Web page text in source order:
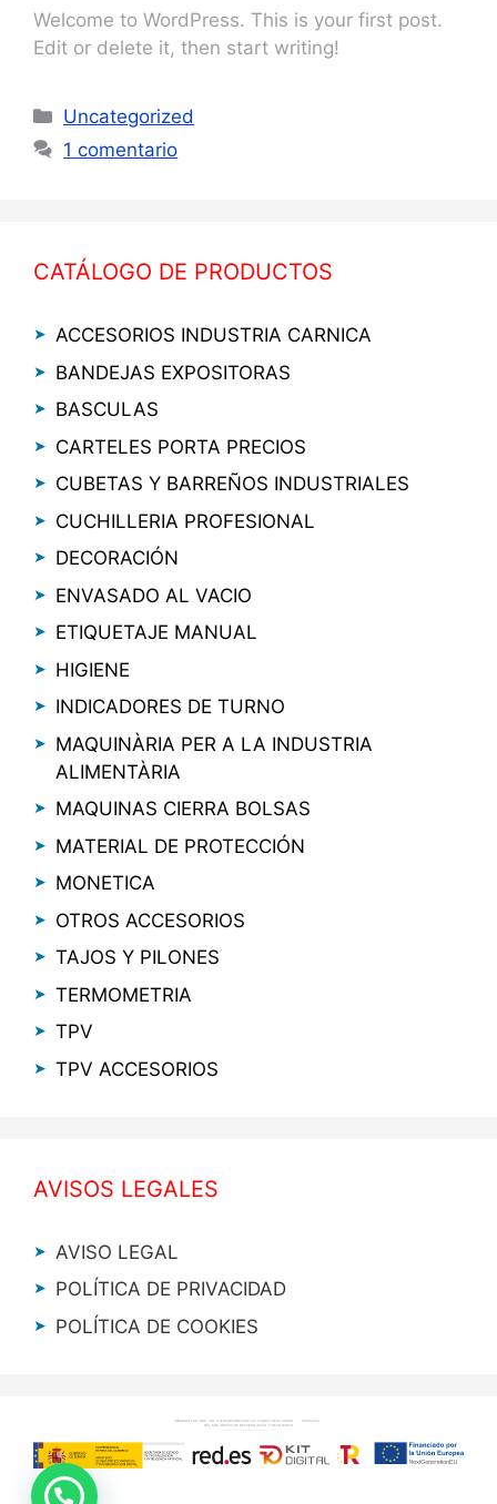
Welcome to WordPress. This is your first post.
Edit or delete it, then start writing!
Categorías
Uncategorized
1 comentario
CATÁLOGO DE PRODUCTOS
ACCESORIOS INDUSTRIA CARNICA
BANDEJAS EXPOSITORAS
BASCULAS
CARTELES PORTA PRECIOS
CUBETAS Y BARREÑOS INDUSTRIALES
CUCHILLERIA PROFESIONAL
DECORACIÓN
ENVASADO AL VACIO
ETIQUETAJE MANUAL
HIGIENE
INDICADORES DE TURNO
MAQUINÀRIA PER A LA INDUSTRIA
ALIMENTÀRIA
MAQUINAS CIERRA BOLSAS
MATERIAL DE PROTECCIÓN
MONETICA
OTROS ACCESORIOS
TAJOS Y PILONES
TERMOMETRIA
TPV
TPV ACCESORIOS
AVISOS LEGALES
AVISO LEGAL
POLÍTICA DE PRIVACIDAD
POLÍTICA DE COOKIES